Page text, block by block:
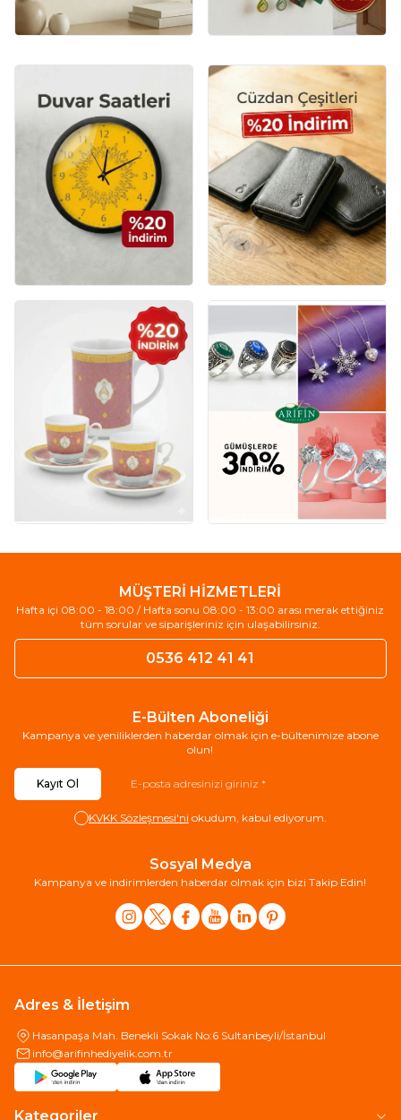
MÜŞTERİ HİZMETLERİ
Hafta içi 08:00 - 18:00 / Hafta sonu 08:00 - 13:00 arası merak ettiğiniz
tüm sorular ve siparişleriniz için ulaşabilirsiniz.
0536 412 41 41
E-Bülten Aboneliği
Kampanya ve yeniliklerden haberdar olmak için e-bültenimize abone
olun!
Kayıt Ol
KVKK Sözleşmesi'ni okudum, kabul ediyorum.
Sosyal Medya
Kampanya ve indirimlerden haberdar olmak için bizi Takip Edin!
Adres & İletişim
Hasanpaşa Mah. Benekli Sokak No:6 Sultanbeyli/İstanbul
info@arifinhediyelik.com.tr
Kategoriler